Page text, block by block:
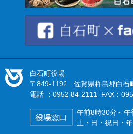
白石町役場
〒849-1192 佐賀県杵島郡白石
電話 ：0952-84-2111 FAX：
午前8時30分～午
土・日・祝日・